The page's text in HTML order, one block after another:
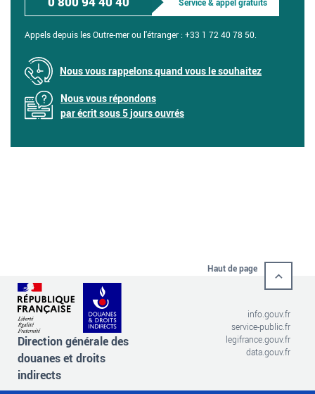
Appels depuis les Outre-mer ou l'étranger : +33 1 72 40 78 50.
Nous vous rappelons quand vous le souhaitez
Nous vous répondons
par écrit sous 5 jours ouvrés
Haut de page
Direction générale des
douanes et droits
indirects
info.gouv.fr
service-public.fr
legifrance.gouv.fr
data.gouv.fr